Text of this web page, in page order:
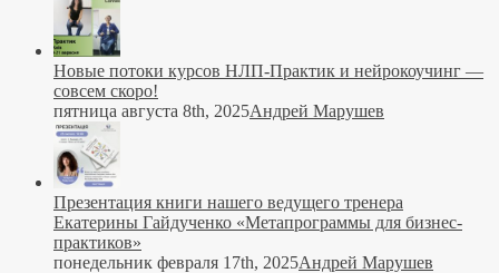
Новые потоки курсов НЛП-Практик и нейрокоучинг —
совсем скоро!
пятница августа 8th, 2025Андрей Марушев
Презентация книги нашего ведущего тренера
Екатерины Гайдученко «Метапрограммы для бизнес-
практиков»
понедельник февраля 17th, 2025Андрей Марушев